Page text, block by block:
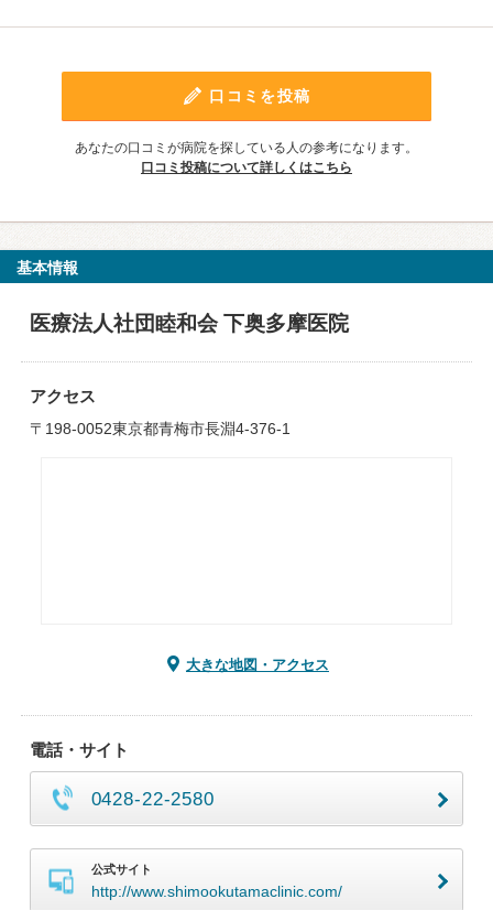
口コミを投稿
あなたの口コミが病院を探している人の参考になります。
口コミ投稿について詳しくはこちら
基本情報
医療法人社団睦和会 下奥多摩医院
アクセス
〒198-0052東京都青梅市長淵4-376-1
大きな地図・アクセス
電話・サイト
0428-22-2580
公式サイト
http://www.shimookutamaclinic.com/